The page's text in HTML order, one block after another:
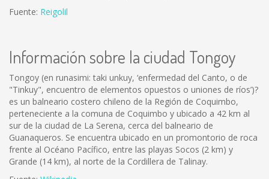
Fuente: Reigolil
Información sobre la ciudad Tongoy
Tongoy (en runasimi: taki unkuy, ‘enfermedad del Canto, o de
"Tinkuy", encuentro de elementos opuestos o uniones de ríos’)?
es un balneario costero chileno de la Región de Coquimbo,
perteneciente a la comuna de Coquimbo y ubicado a 42 km al
sur de la ciudad de La Serena, cerca del balneario de
Guanaqueros. Se encuentra ubicado en un promontorio de roca
frente al Océano Pacífico, entre las playas Socos (2 km) y
Grande (14 km), al norte de la Cordillera de Talinay.